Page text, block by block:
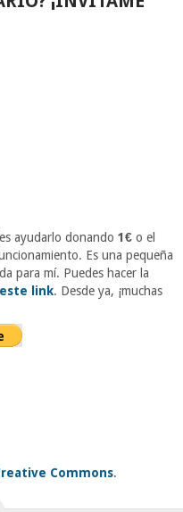
ayudarlo donando 1€o el
Es una pequeña
para mí. Puedes hacer la
este link. Desde ya, ¡muchas
Commons.